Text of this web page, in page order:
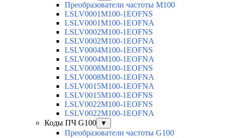
Преобразователи частоты M100
LSLV0001M100-1EOFNS
LSLV0001M100-1EOFNA
LSLV0002M100-1EOFNS
LSLV0002M100-1EOFNA
LSLV0004M100-1EOFNS
LSLV0004M100-1EOFNA
LSLV0008M100-1EOFNS
LSLV0008M100-1EOFNA
LSLV0015M100-1EOFNA
LSLV0015M100-1EOFNS
LSLV0022M100-1EOFNS
LSLV0022M100-1EOFNA
Коды ПЧ G100
▼
Преобразователи частоты G100